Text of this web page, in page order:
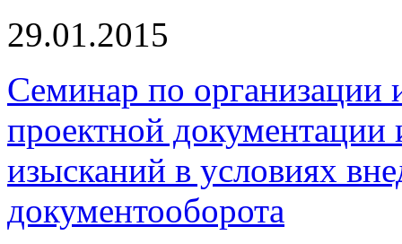
29.01.2015
Семинар по организации
проектной документации
изысканий в условиях
документооборота